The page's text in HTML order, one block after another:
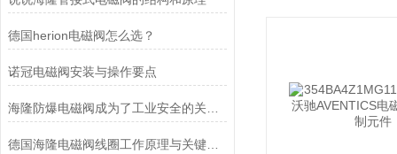
德国herion电磁阀怎么选？
诺冠电磁阀安装与操作要点
德国海隆电磁阀线圈工作原理与关键作用